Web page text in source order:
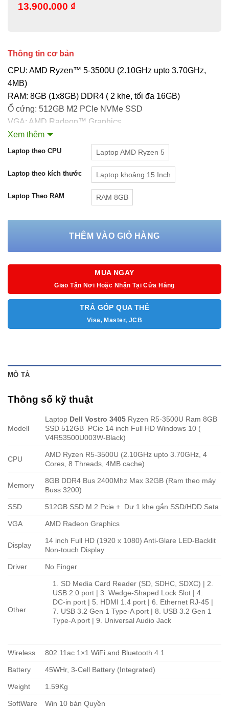
13.900.000 ₫
Thông tin cơ bản
CPU: AMD Ryzen™ 5-3500U (2.10GHz upto 3.70GHz,
4MB)
RAM: 8GB (1x8GB) DDR4 ( 2 khe, tối đa 16GB)
Ổ cứng: 512GB M2 PCIe NVMe SSD
VGA: AMD Radeon™ Graphics
Màn hình: 14.0 inch FHD (1920 x 1080) Anti-Glare
Pin: 3 cell – 45Whr
Màu sắc: Đen
Hệ điều hành: Windows 10 SL
Xem thêm
Laptop theo CPU Laptop AMD Ryzen 5
Laptop theo kích thước Laptop khoảng 15 Inch
Laptop Theo RAM RAM 8GB
THÊM VÀO GIỎ HÀNG
MUA NGAY
Giao Tận Nơi Hoặc Nhận Tại Cửa Hàng
TRẢ GÓP QUA THẺ
Visa, Master, JCB
MÔ TẢ
Thông số kỹ thuật
Modell
Laptop Dell Vostro 3405 Ryzen R5-3500U Ram 8GB
SSD 512GB PCie 14 inch Full HD Windows 10 (
V4R53500U003W-Black)
CPU
AMD Ryzen R5-3500U (2.10GHz upto 3.70GHz, 4
Cores, 8 Threads, 4MB cache)
Memory
8GB DDR4 Bus 2400Mhz Max 32GB (Ram theo máy
Buss 3200)
SSD 512GB SSD M.2 Pcie + Dư 1 khe gắn SSD/HDD Sata
VGA AMD Radeon Graphics
Display
14 inch Full HD (1920 x 1080) Anti-Glare LED-Backlit
Non-touch Display
Driver No Finger
Other
1. SD Media Card Reader (SD, SDHC, SDXC) | 2.
USB 2.0 port | 3. Wedge-Shaped Lock Slot | 4.
DC-in port | 5. HDMI 1.4 port | 6. Ethernet RJ-45 |
7. USB 3.2 Gen 1 Type-A port | 8. USB 3.2 Gen 1
Type-A port | 9. Universal Audio Jack
Wireless 802.11ac 1×1 WiFi and Bluetooth 4.1
Battery 45WHr, 3-Cell Battery (Integrated)
Weight 1.59Kg
SoftWare Win 10 bản Quyền